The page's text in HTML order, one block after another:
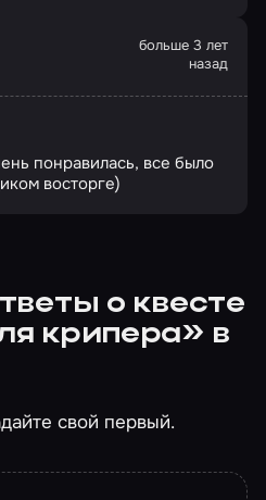
больше 3 лет
назад
понравилась, все было
восторге)
о квесте
крипера» в
свой первый.